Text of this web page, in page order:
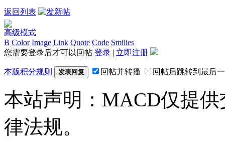
返回列表
高级模式
B Color Image Link Quote Code Smilies
您需要登录后才可以回帖 登录 | 立即注册
本版积分规则 发表回复 回帖并转播 回帖后跳转到最后
本站声明：MACD仅提
律法规。